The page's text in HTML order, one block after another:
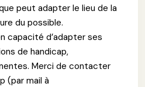
peut adapter le lieu de la
du possible.
capacité d’adapter ses
de handicap,
Merci de contacter
(par mail à